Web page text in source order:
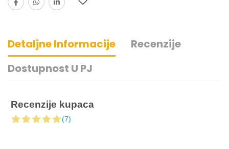
Detaljne Informacije
Recenzije
Dostupnost U PJ
Recenzije kupaca
(7)